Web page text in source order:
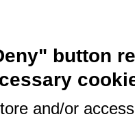
button
and/or